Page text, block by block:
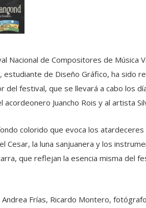
Nacional de Compositores de Música
estudiante de Diseño Gráfico, ha sido
del festival, que se llevará a cabo los
acordeonero Juancho Rois y al artista
colorido que evoca los
Cesar, la luna sanjuanera y los
que reflejan la esencia misma del
Frías, Ricardo Montero,